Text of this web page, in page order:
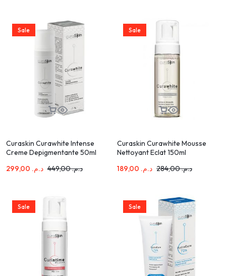
Sale
Curaskin Curawhite Intense
Creme Depigmentante 50ml
د.م.449,00 د.م.
Sale
Curaskin Curawhite Mousse
Nettoyant Eclat 150ml
د.م.284,00 د.م.
Sale Sale